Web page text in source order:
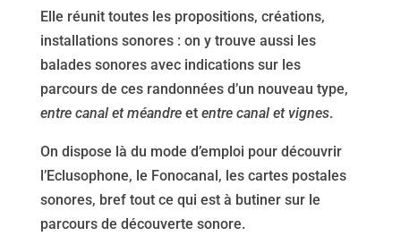
Elle réunit toutes les propositions, créations,
installations sonores : on y trouve aussi les
balades sonores avec indications sur les
parcours de ces randonnées d’un nouveau type,
entre canal et méandreet entre canal et vignes.
On dispose là du mode d’emploi pour découvrir
l’Eclusophone, le Fonocanal, les cartes postales
sonores, bref tout ce qui est à butiner sur le
parcours de découverte sonore.